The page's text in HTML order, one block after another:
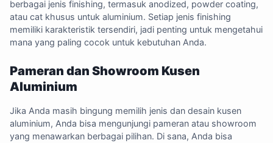
berbagai jenis finishing, termasuk anodized, powder coating,
atau cat khusus untuk aluminium. Setiap jenis finishing
memiliki karakteristik tersendiri, jadi penting untuk mengetahui
mana yang paling cocok untuk kebutuhan Anda.
Pameran dan Showroom Kusen
Aluminium
Jika Anda masih bingung memilih jenis dan desain kusen
aluminium, Anda bisa mengunjungi pameran atau showroom
yang menawarkan berbagai pilihan. Di sana, Anda bisa